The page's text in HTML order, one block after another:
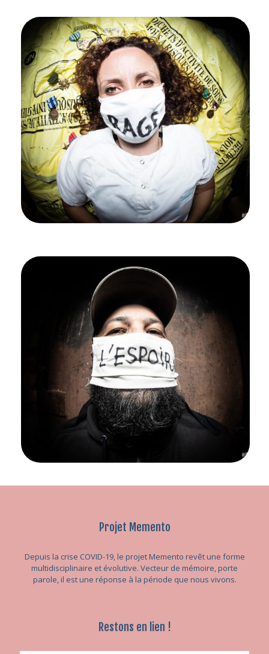
Projet Memento
Depuis la crise COVID-19, le projet Memento revêt une forme
multidisciplinaire et évolutive. Vecteur de mémoire, porte
parole, il est une réponse à la période que nous vivons.
Restons en lien !